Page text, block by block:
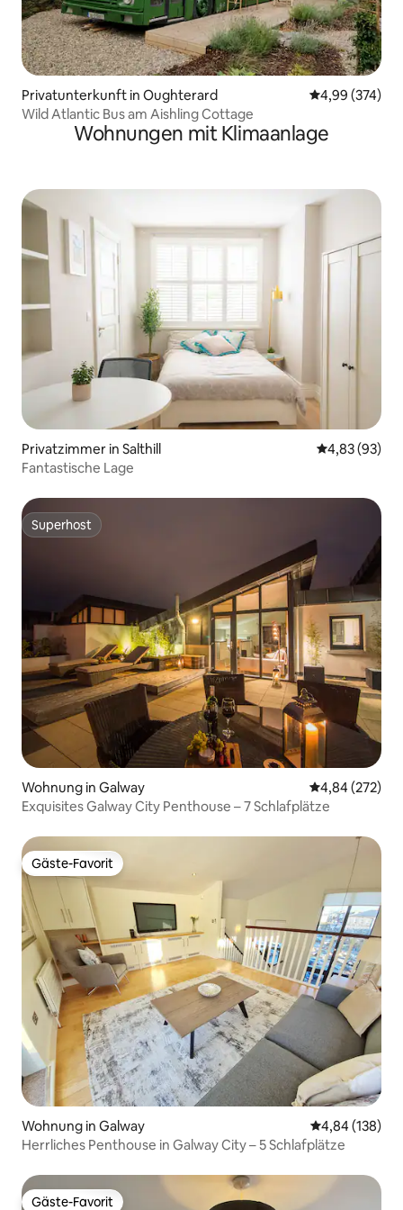
Privatunterkunft in Oughterard
4,99 (374)
Wild Atlantic Bus am Aishling Cottage
Wohnungen mit Klimaanlage
Privatzimmer in Salthill
4,83 (93)
Fantastische Lage
Superhost
Superhost
Wohnung in Galway
4,84 (272)
Exquisites Galway City Penthouse – 7 Schlafplätze
Gäste-Favorit
Gäste-Favorit
Wohnung in Galway
4,84 (138)
Herrliches Penthouse in Galway City – 5 Schlafplätze
Gäste-Favorit